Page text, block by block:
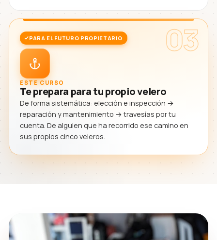
03
PARA EL FUTURO PROPIETARIO
ESTE CURSO
Te prepara para tu propio velero
De forma sistemática: elección e inspección →
reparación y mantenimiento → travesías por tu
cuenta. De alguien que ha recorrido ese camino en
sus propios cinco veleros.